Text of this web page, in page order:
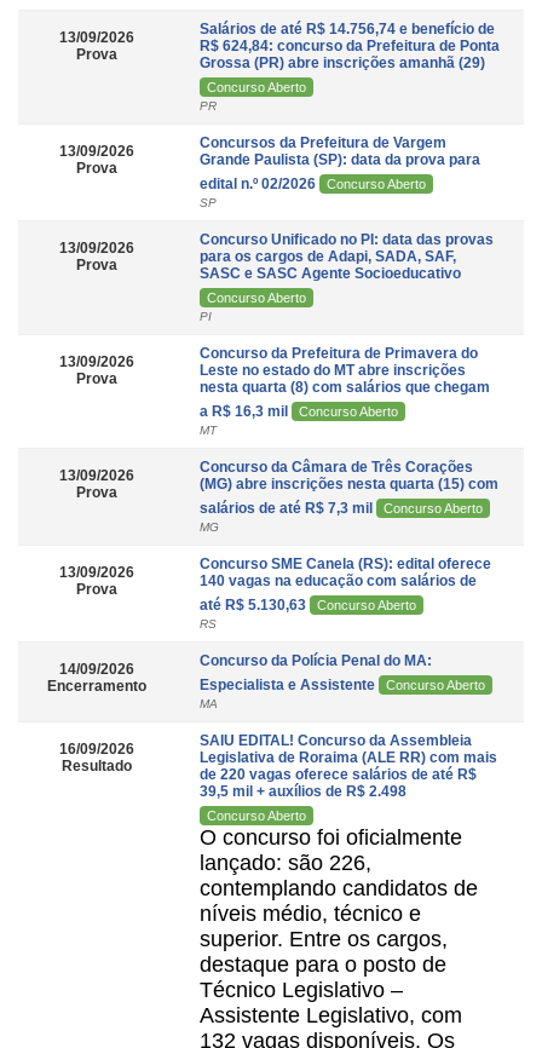
13/09/2026
Prova
Salários de até R$ 14.756,74 e benefício de
R$ 624,84: concurso da Prefeitura de Ponta
Grossa (PR) abre inscrições amanhã (29)
Concurso Aberto
PR
13/09/2026
Prova
Concursos da Prefeitura de Vargem
Grande Paulista (SP): data da prova para
edital n.º 02/2026
Concurso Aberto
SP
13/09/2026
Prova
Concurso Unificado no PI: data das provas
para os cargos de Adapi, SADA, SAF,
SASC e SASC Agente Socioeducativo
Concurso Aberto
PI
13/09/2026
Prova
Concurso da Prefeitura de Primavera do
Leste no estado do MT abre inscrições
nesta quarta (8) com salários que chegam
a R$ 16,3 mil
Concurso Aberto
MT
13/09/2026
Prova
Concurso da Câmara de Três Corações
(MG) abre inscrições nesta quarta (15) com
salários de até R$ 7,3 mil
Concurso Aberto
MG
13/09/2026
Prova
Concurso SME Canela (RS): edital oferece
140 vagas na educação com salários de
até R$ 5.130,63
Concurso Aberto
RS
14/09/2026
Encerramento
Concurso da Polícia Penal do MA:
Especialista e Assistente
Concurso Aberto
MA
16/09/2026
Resultado
SAIU EDITAL! Concurso da Assembleia
Legislativa de Roraima (ALE RR) com mais
de 220 vagas oferece salários de até R$
39,5 mil + auxílios de R$ 2.498
Concurso Aberto
O concurso foi oficialmente
lançado: são 226,
contemplando candidatos de
níveis médio, técnico e
superior. Entre os cargos,
destaque para o posto de
Técnico Legislativo –
Assistente Legislativo, com
132 vagas disponíveis. Os